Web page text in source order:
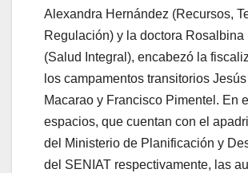
Alexandra Hernández (Recursos,
Regulación) y la doctora Rosalbina
(Salud Integral), encabezó la
los campamentos transitorios
Macarao y Francisco Pimentel. En
espacios, que cuentan con el
del Ministerio de Planificación y
del SENIAT respectivamente, las